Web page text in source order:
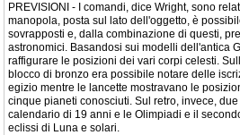
PREVISIONI - I comandi, dice Wright, sono
manopola, posta sul lato dell'oggetto, è
sovrapposti e, dalla combinazione di questi,
astronomici. Basandosi sui modelli dell'antica
raffigurare le posizioni dei vari corpi celesti.
blocco di bronzo era possibile notare delle
egizio mentre le lancette mostravano le
cinque pianeti conosciuti. Sul retro, invece,
calendario di 19 anni e le Olimpiadi e il
eclissi di Luna e solari.